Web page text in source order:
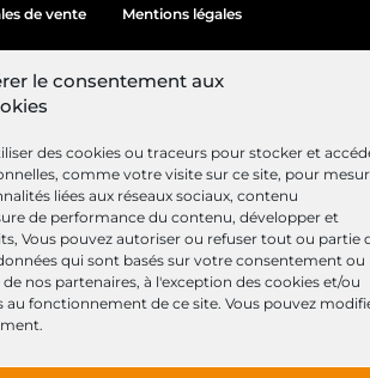
le consentement aux
des cookies ou traceurs pour stocker et
comme votre visite sur ce site, pour
liées aux réseaux sociaux, contenu
de performance du contenu, développer et
Vous pouvez autoriser ou refuser tout ou partie
qui sont basés sur votre consentement ou
nos partenaires, à l'exception des cookies et/ou
au fonctionnement de ce site. Vous pouvez
de vente Mentions légales
par LézardsCréation